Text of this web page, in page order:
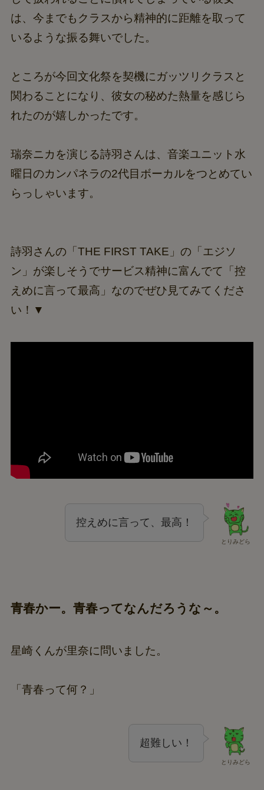
は、今までもクラスから精神的に距離を取って
いるような振る舞いでした。
ところが今回文化祭を契機にガッツリクラスと
関わることになり、彼女の秘めた熱量を感じら
れたのが嬉しかったです。
瑞奈ニカを演じる詩羽さんは、音楽ユニット水
曜日のカンパネラの2代目ボーカルをつとめてい
らっしゃいます。
詩羽さんの「THE FIRST TAKE」の「エジソ
ン」が楽しそうでサービス精神に富んでて「控
えめに言って最高」なのでぜひ見てみてくださ
い！▼
とりみどら
控えめに言って、最高！
青春かー。青春ってなんだろうな～。
星崎くんが里奈に問いました。
「青春って何？」
とりみどら
超難しい！